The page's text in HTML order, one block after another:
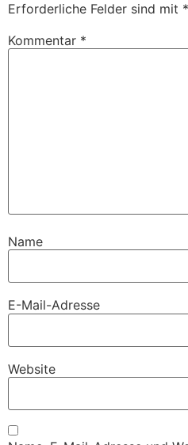
Erforderliche Felder sind mit *
Kommentar *
Name
E-Mail-Adresse
Website